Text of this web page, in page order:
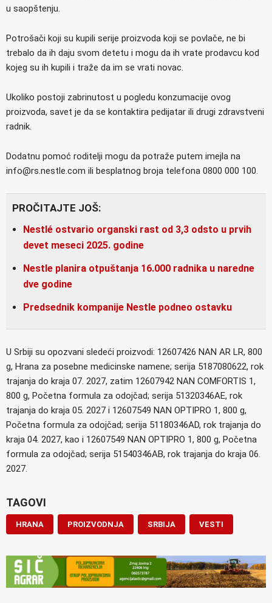
u saopštenju.
Potrošači koji su kupili serije proizvoda koji se povlače, ne bi
trebalo da ih daju svom detetu i mogu da ih vrate prodavcu kod
kojeg su ih kupili i traže da im se vrati novac.
Ukoliko postoji zabrinutost u pogledu konzumacije ovog
proizvoda, savet je da se kontaktira pedijatar ili drugi zdravstveni
radnik.
Dodatnu pomoć roditelji mogu da potraže putem imejla na
info@rs.nestle.com ili besplatnog broja telefona 0800 000 100.
PROČITAJTE JOŠ:
Nestlé ostvario organski rast od 3,3 odsto u prvih
devet meseci 2025. godine
Nestle planira otpuštanja 16.000 radnika u naredne
dve godine
Predsednik kompanije Nestle podneo ostavku
U Srbiji su opozvani sledeći proizvodi: 12607426 NAN AR LR, 800
g, Hrana za posebne medicinske namene; serija 5187080622, rok
trajanja do kraja 07. 2027, zatim 12607942 NAN COMFORTIS 1,
800 g, Početna formula za odojčad; serija 51320346AE, rok
trajanja do kraja 05. 2027 i 12607549 NAN OPTIPRO 1, 800 g,
Početna formula za odojčad; serija 51180346AD, rok trajanja do
kraja 04. 2027, kao i 12607549 NAN OPTIPRO 1, 800 g, Početna
formula za odojčad; serija 51540346AB, rok trajanja do kraja 06.
2027.
TAGOVI
HRANA PROIZVODNJA SRBIJA VESTI